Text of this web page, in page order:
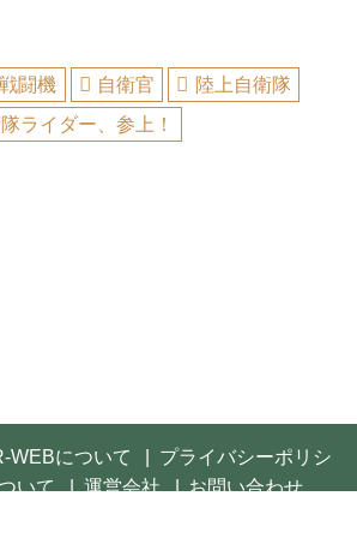
闘機 自衛官
陸上自衛隊
ライダー、参上！
WEBについて
プライバシーポリシ
いて 運営会社
お問い合わせ